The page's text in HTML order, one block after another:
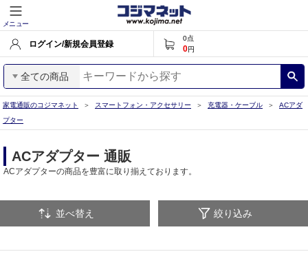
メニュー
ログイン/新規会員登録
0点
0円
全ての商品
家電通販のコジマネット スマートフォン・アクセサリー 充電器・ケーブル
ACアダ
プター
ACアダプター 通販
ACアダプターの商品を豊富に取り揃えております。
並べ替え 絞り込み